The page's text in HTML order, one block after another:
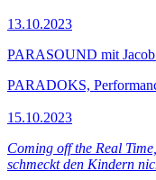
13.10.2023
PARASOUND mit
PARADOKS,
15.10.2023
Coming off the Real
schmeckt den Kindern